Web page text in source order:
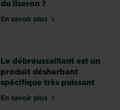
du liseron ?
En savoir plussur Comment se
Le débroussaillant est un
produit désherbant
spécifique très puissant
En savoir plussur Le débroussaillant